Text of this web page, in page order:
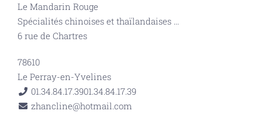
Le Mandarin Rouge
Spécialités chinoises et thaïlandaises ...
6 rue de Chartres
78610
Le Perray-en-Yvelines
01.34.84.17.3901.34.84.17.39
zhancline@hotmail.com